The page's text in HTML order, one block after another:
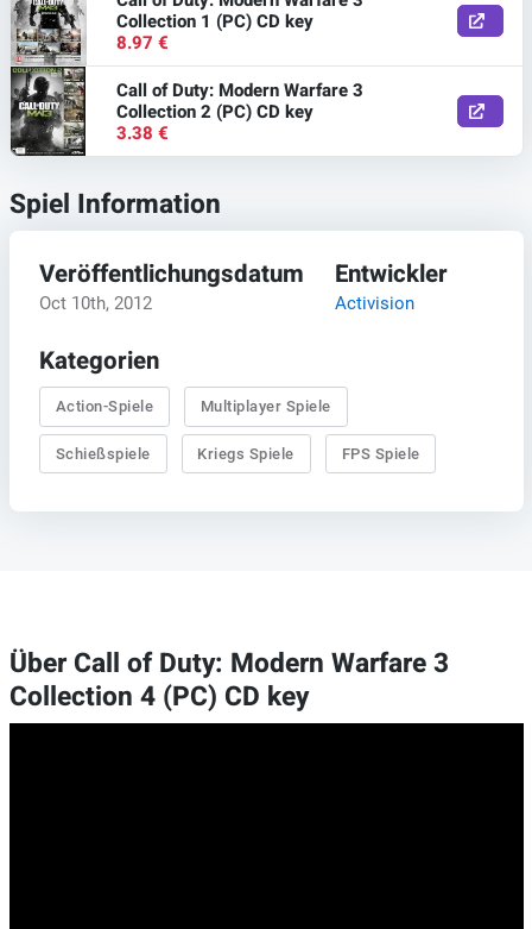
Collection 1 (PC) CD key
8.97 €
Call of Duty: Modern Warfare 3
Collection 2 (PC) CD key
3.38 €
Spiel Information
Veröffentlichungsdatum
Oct 10th, 2012
Entwickler
Activision
Kategorien
Action-Spiele Multiplayer Spiele
Schießspiele Kriegs Spiele FPS Spiele
Über Call of Duty: Modern Warfare 3
Collection 4 (PC) CD key